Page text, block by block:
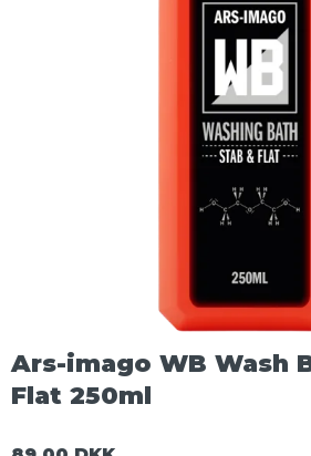
Ars-imago WB Wash
Flat 250ml